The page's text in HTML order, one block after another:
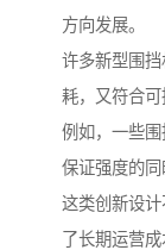
方向发展。
许多新型围
耗，又符合可
例如，一些
保证强度的同
这类创新设
了长期运营成